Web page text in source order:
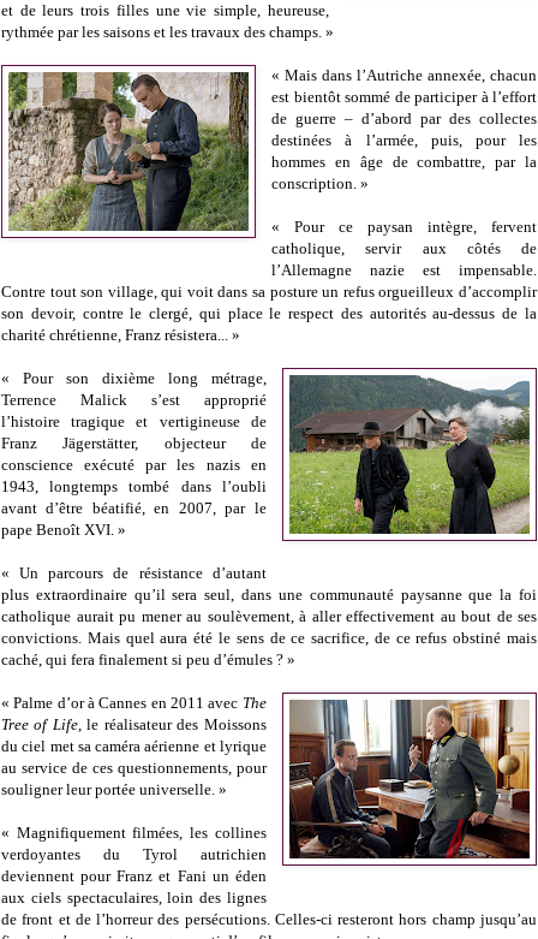
et de leurs trois filles une vie simple, heureuse,
rythmée par les saisons et les travaux des champs. »
« Mais dans l’Autriche annexée, chacun
est bientôt sommé de participer à l’effort
de guerre – d’abord par des collectes
destinées à l’armée, puis, pour les
hommes en âge de combattre, par la
conscription. »
« Pour ce paysan intègre, fervent
catholique, servir aux côtés de
l’Allemagne nazie est impensable.
Contre tout son village, qui voit dans sa posture un refus orgueilleux d’accomplir
son devoir, contre le clergé, qui place le respect des autorités au-dessus de la
charité chrétienne, Franz résistera... »
« Pour son dixième long métrage,
Terrence Malick s’est approprié
l’histoire tragique et vertigineuse de
Franz Jägerstätter, objecteur de
conscience exécuté par les nazis en
1943, longtemps tombé dans l’oubli
avant d’être béatifié, en 2007, par le
pape Benoît XVI. »
« Un parcours de résistance d’autant
plus extraordinaire qu’il sera seul, dans une communauté paysanne que la foi
catholique aurait pu mener au soulèvement, à aller effectivement au bout de ses
convictions. Mais quel aura été le sens de ce sacrifice, de ce refus obstiné mais
caché, qui fera finalement si peu d’émules ? »
« Palme d’or à Cannes en 2011 avec The
Tree of Life, le réalisateur des Moissons
du ciel met sa caméra aérienne et lyrique
au service de ces questionnements, pour
souligner leur portée universelle. »
« Magnifiquement filmées, les collines
verdoyantes du Tyrol autrichien
deviennent pour Franz et Fani un éden
aux ciels spectaculaires, loin des lignes
de front et de l’horreur des persécutions. Celles-ci resteront hors champ jusqu’au